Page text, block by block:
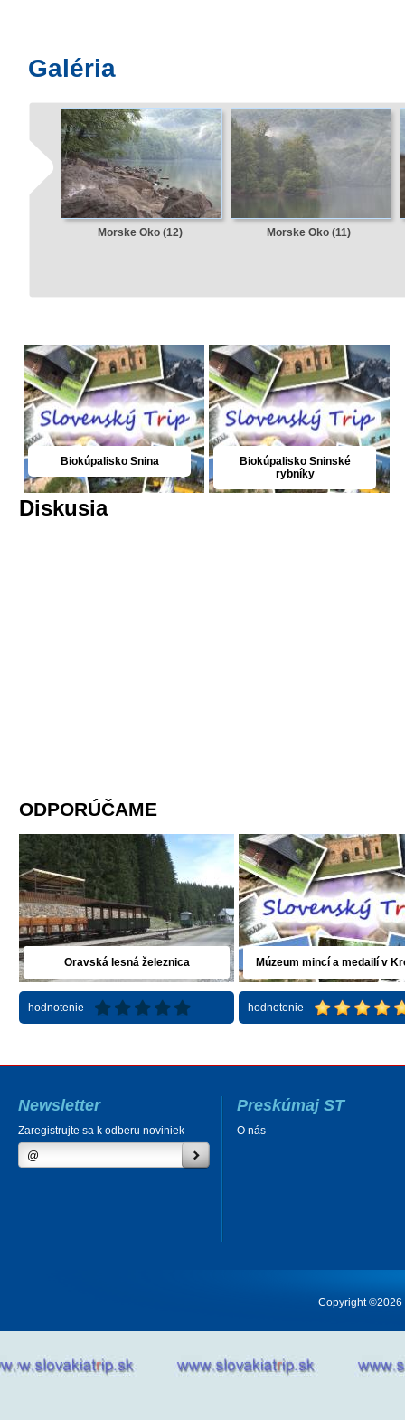
Galéria
Morske Oko (12) Morske Oko (11)
Biokúpalisko Snina
Biokúpalisko Sninské
rybníky
Diskusia
ODPORÚČAME
Oravská lesná železnica
hodnotenie
Múzeum mincí a medailí v
hodnotenie
Newsletter
Zaregistrujte sa k odberu noviniek
Preskúmaj ST
O nás
Copyright ©2026